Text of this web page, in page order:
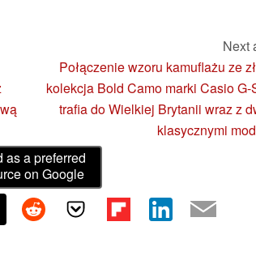
Next
Połączenie wzoru kamuflażu ze
kolekcja Bold Camo marki Casio G-
trafia do Wielkiej Brytanii wraz z
klasycznymi
as a preferred
on Google